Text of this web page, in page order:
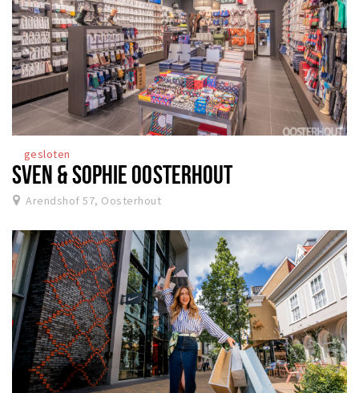
gesloten
SVEN & SOPHIE OOSTERHOUT
Arendshof 57, Oosterhout